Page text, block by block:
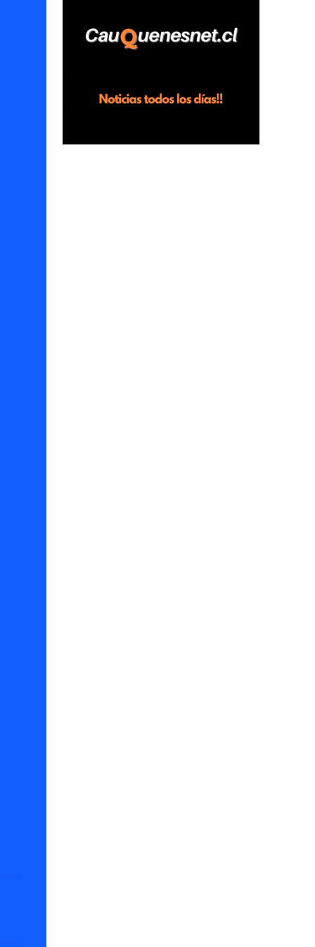
en el sector Dollimbuta, comuna de
Pelluhue. Allí, mientras se encontraba junto
plantación de frutillas, habría sostenido una